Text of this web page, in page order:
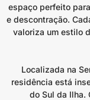
espaço perfeito
e descontração.
valoriza um estilo
Localizada na
residência está
do Sul da Ilha.